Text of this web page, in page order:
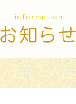
information
お知らせ